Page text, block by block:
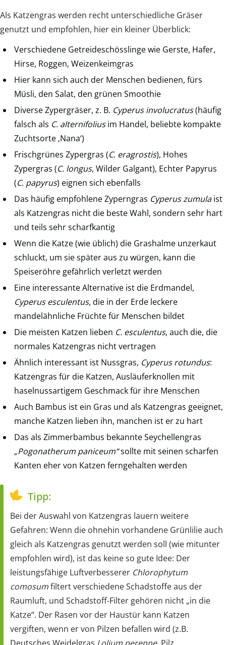
Als Katzengras werden recht unterschiedliche Gräser
genutzt und empfohlen, hier ein kleiner Überblick:
Verschiedene Getreideschösslinge wie Gerste, Hafer,
Hirse, Roggen, Weizenkeimgras
Hier kann sich auch der Menschen bedienen, fürs
Müsli, den Salat, den grünen Smoothie
Diverse Zypergräser, z. B. Cyperus involucratus(häufig
falsch als C. alternifoliusim Handel, beliebte kompakte
Zuchtsorte ‚Nana‘)
Frischgrünes Zypergras (C. eragrostis), Hohes
Zypergras (C. longus, Wilder Galgant), Echter Papyrus
(C. papyrus) eignen sich ebenfalls
Das häufig empfohlene Zyperngras Cyperus zumulaist
als Katzengras nicht die beste Wahl, sondern sehr hart
und teils sehr scharfkantig
Wenn die Katze (wie üblich) die Grashalme unzerkaut
schluckt, um sie später aus zu würgen, kann die
Speiseröhre gefährlich verletzt werden
Eine interessante Alternative ist die Erdmandel,
Cyperus esculentus, die in der Erde leckere
mandelähnliche Früchte für Menschen bildet
Die meisten Katzen lieben C. esculentus, auch die, die
normales Katzengras nicht vertragen
Ähnlich interessant ist Nussgras, Cyperus rotundus:
Katzengras für die Katzen, Ausläuferknollen mit
haselnussartigem Geschmack für ihre Menschen
Auch Bambus ist ein Gras und als Katzengras geeignet,
manche Katzen lieben ihn, manchen ist er zu hart
Das als Zimmerbambus bekannte Seychellengras
„Pogonatherum paniceum“sollte mit seinen scharfen
Kanten eher von Katzen ferngehalten werden
Tipp:
Bei der Auswahl von Katzengras lauern weitere
Gefahren: Wenn die ohnehin vorhandene Grünlilie auch
gleich als Katzengras genutzt werden soll (wie mitunter
empfohlen wird), ist das keine so gute Idee: Der
leistungsfähige Luftverbesserer Chlorophytum
comosumfiltert verschiedene Schadstoffe aus der
Raumluft, und Schadstoff-Filter gehören nicht „in die
Katze“. Der Rasen vor der Haustür kann Katzen
vergiften, wenn er von Pilzen befallen wird (z.B.